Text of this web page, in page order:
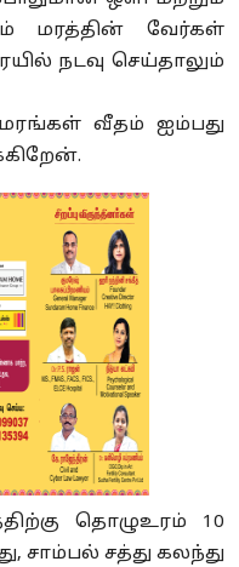
மரத்தின் வேர்கள்
நடவு செய்தாலும்
மரங்கள் வீதம் ஐம்பது
தொழுஉரம் 10
சாம்பல் சத்து கலந்து